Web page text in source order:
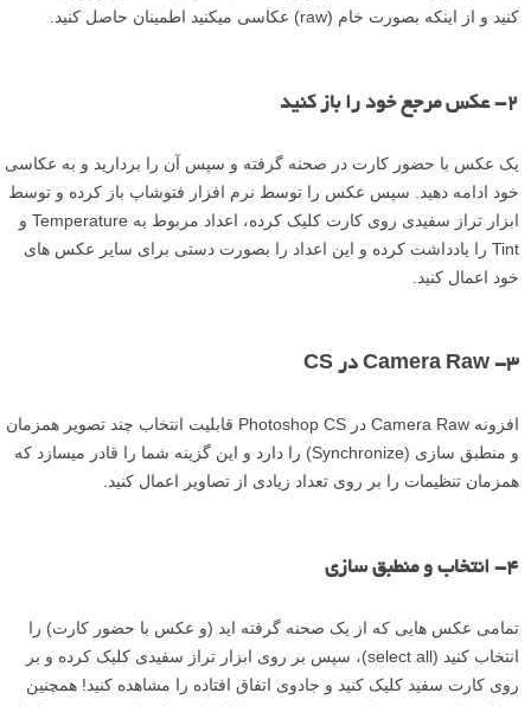
کنید و از اینکه بصورت خام (raw) عکاسی می­کنید اطمینان حاصل کنید.
۲- عکس مرجع خود را باز کنید
یک عکس با حضور کارت در صحنه گرفته و سپس آن را بردارید و به عکاسی
خود ادامه دهید. سپس عکس را توسط نرم افزار فتوشاپ باز کرده و توسط
ابزار تراز سفیدی روی کارت کلیک کرده، اعداد مربوط به Temperature و
Tint را یادداشت کرده و این اعداد را بصورت دستی برای سایر عکس­ های
خود اعمال کنید.
۳- Camera Raw در CS
افزونه Camera Raw در Photoshop CS قابلیت انتخاب چند تصویر همزمان
و منطبق سازی (Synchronize) را دارد و این گزینه شما را قادر می­سازد که
همزمان تنظیمات را بر روی تعداد زیادی از تصاویر اعمال کنید.
۴- انتخاب و منطبق سازی
تمامی عکس ­هایی که از یک صحنه گرفته اید (و عکس با حضور کارت) را
انتخاب کنید (select all)، سپس بر روی ابزار تراز سفیدی کلیک کرده و بر
روی کارت سفید کلیک کنید و جادوی اتفاق افتاده را مشاهده کنید! همچنین